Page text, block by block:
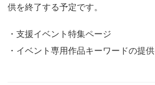
供を終了する予定です。
・支援イベント特集ページ
・イベント専用作品キーワードの提供